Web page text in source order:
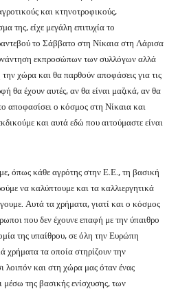
και κτηνοτροφικούς,
της, είχε μεγάλη επιτυχία το
το Σάββατο στη Νίκαια στη Λάρισα
εκπροσώπων των συλλόγων αλλά
χώρα και θα παρθούν αποφάσεις για τις
θα έχουν αυτές, αν θα είναι μαζικά, αν θα
αποφασίσει ο κόσμος στη Νίκαια και
και αυτά εδώ που αιτούμαστε είναι
όπως κάθε αγρότης στην Ε.Ε., τη βασική
να καλύπτουμε και τα καλλιεργητικά
Αυτά τα χρήματα, γιατί και ο κόσμος
που δεν έχουνε επαφή με την ύπαιθρο
της υπαίθρου, σε όλη την Ευρώπη
χρήματα τα οποία στηρίζουν την
λοιπόν και στη χώρα μας όταν ένας
μέσω της βασικής ενίσχυσης, των